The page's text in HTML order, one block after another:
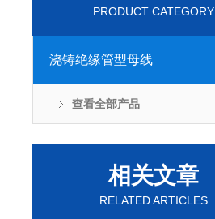
PRODUCT CATEGORY
浇铸绝缘管型母线
查看全部产品
相关文章
RELATED ARTICLES